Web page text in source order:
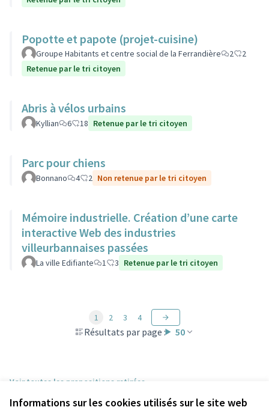
Informations sur les cookies utilisés sur le site web
Popotte et papote (projet-cuisine)
Groupe Habitants et centre social de la Ferrandière 2
2
Retenue par le tri citoyen
Abris à vélos urbains
Kyllian 6 18 Retenue par le tri citoyen
Parc pour chiens
Bonnano 4 2 Non retenue par le tri citoyen
Mémoire industrielle. Création d’une carte
interactive Web des industries
villeurbannaises passées
La ville Edifiante 1 3 Retenue par le tri citoyen
Résultats par page : 50
1 2 3 4
Voir toutes les propositions retirées